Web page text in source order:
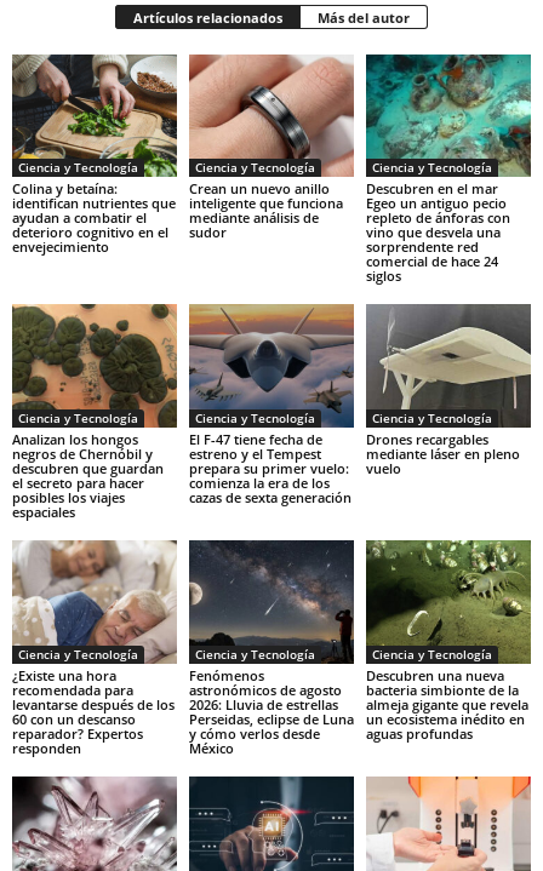
Artículos relacionados Más del autor
Ciencia y Tecnología
Colina y betaína:
identifican nutrientes que
ayudan a combatir el
deterioro cognitivo en el
envejecimiento
Ciencia y Tecnología
Crean un nuevo anillo
inteligente que funciona
mediante análisis de
sudor
Ciencia y Tecnología
Descubren en el mar
Egeo un antiguo pecio
repleto de ánforas con
vino que desvela una
sorprendente red
comercial de hace 24
siglos
Ciencia y Tecnología
Analizan los hongos
negros de Chernóbil y
descubren que guardan
el secreto para hacer
posibles los viajes
espaciales
Ciencia y Tecnología
El F-47 tiene fecha de
estreno y el Tempest
prepara su primer vuelo:
comienza la era de los
cazas de sexta generación
Ciencia y Tecnología
Drones recargables
mediante láser en pleno
vuelo
Ciencia y Tecnología
¿Existe una hora
recomendada para
levantarse después de los
60 con un descanso
reparador? Expertos
responden
Ciencia y Tecnología
Fenómenos
astronómicos de agosto
2026: Lluvia de estrellas
Perseidas, eclipse de Luna
y cómo verlos desde
México
Ciencia y Tecnología
Descubren una nueva
bacteria simbionte de la
almeja gigante que revela
un ecosistema inédito en
aguas profundas